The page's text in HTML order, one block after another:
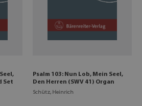
Set
Psalm 103: Nun Lob, Mein Seel,
Den Herren (SWV 41) Organ
Schütz, Heinrich